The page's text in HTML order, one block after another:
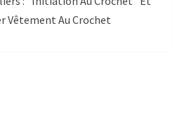
Vêtement Au Crochet